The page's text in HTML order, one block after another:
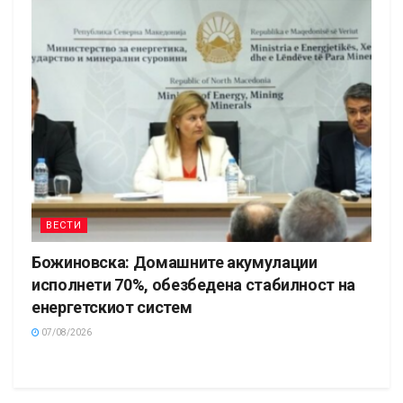
ВЕСТИ
Божиновска: Домашните акумулации
исполнети 70%, обезбедена стабилност на
енергетскиот систем
07/08/2026